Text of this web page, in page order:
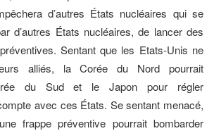
d’autres États nucléaires qui se
d’autres États nucléaires, de lancer des
préventives. Sentant que les Etats-Unis ne
alliés, la Corée du Nord pourrait
du Sud et le Japon pour régler
avec ces États. Se sentant menacé,
frappe préventive pourrait bombarder